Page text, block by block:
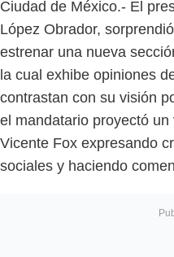
Ciudad de México.- El
López Obrador,
estrenar una nueva
la cual exhibe opiniones
contrastan con su visión
el mandatario proyectó
Vicente Fox expresando
sociales y haciendo